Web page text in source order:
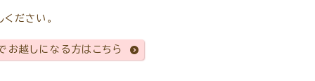
ださい。
お越しになる方はこちら